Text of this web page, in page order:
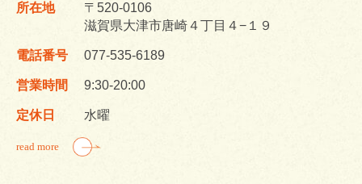
所在地
〒520-0106
滋賀県大津市唐崎４丁目４−１９
電話番号 077-535-6189
営業時間 9:30-20:00
定休日 水曜
read more